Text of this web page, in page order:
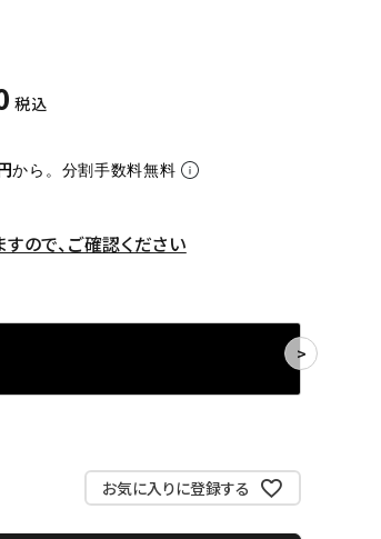
税込
から。分割手数料無料
ので、ご確認ください
お気に入りに登録する